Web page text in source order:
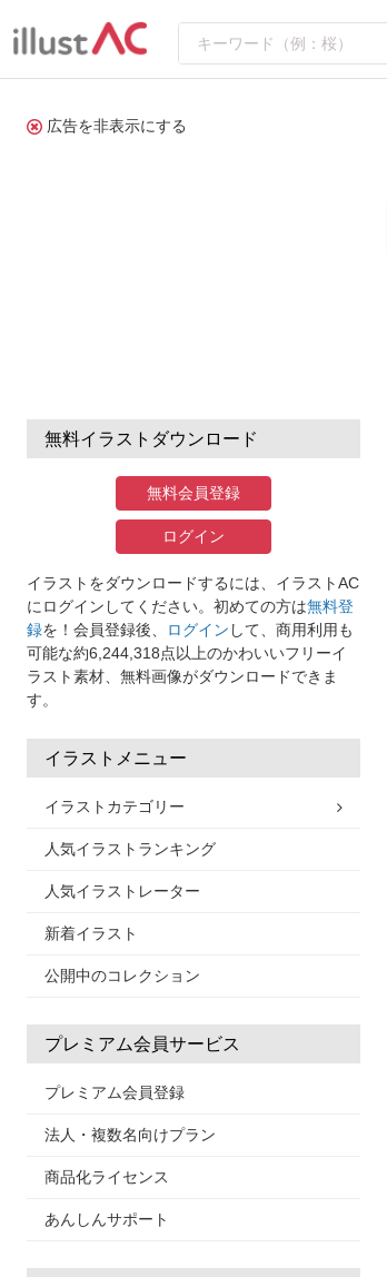
広告を非表示にする
無料イラストダウンロード
無料会員登録
ログイン
イラストをダウンロードするには、イラストAC
にログインしてください。初めての方は無料登
録を！会員登録後、 ログイン して、商用利用も
可能な約6,244,318点以上のかわいいフリーイ
ラスト素材、無料画像がダウンロードできま
す。
イラストメニュー
イラストカテゴリー
人気イラストランキング
人気イラストレーター
新着イラスト
公開中のコレクション
プレミアム会員サービス
プレミアム会員登録
法人・複数名向けプラン
商品化ライセンス
あんしんサポート